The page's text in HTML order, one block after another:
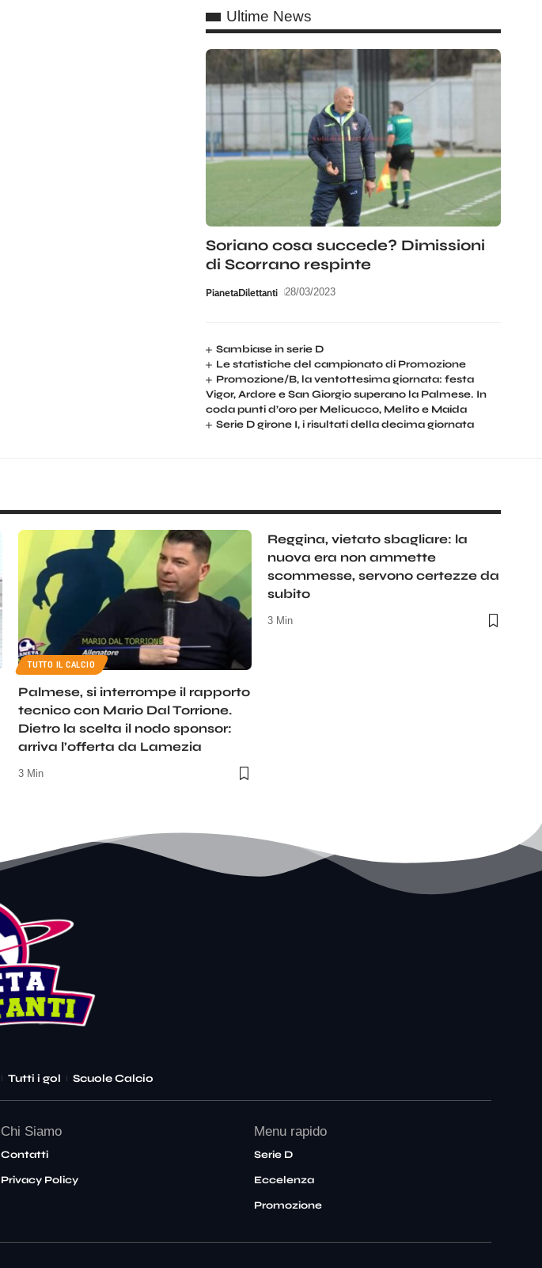
Ultime News
Soriano cosa succede? Dimissioni
di Scorrano respinte
PianetaDilettanti 28/03/2023
Sambiase in serie D
Le statistiche del campionato di Promozione
Promozione/B, la ventottesima giornata: festa
Vigor, Ardore e San Giorgio superano la Palmese. In
coda punti d’oro per Melicucco, Melito e Maida
Serie D girone I, i risultati della decima giornata
TUTTO IL CALCIO
Palmese, si interrompe il rapporto
tecnico con Mario Dal Torrione.
Dietro la scelta il nodo sponsor:
arriva l’offerta da Lamezia
3 Min
Reggina, vietato sbagliare: la
nuova era non ammette
scommesse, servono certezze da
subito
3 Min
Tutti i gol Scuole Calcio
Chi Siamo
Contatti
Privacy Policy
Menu rapido
Serie D
Eccelenza
Promozione